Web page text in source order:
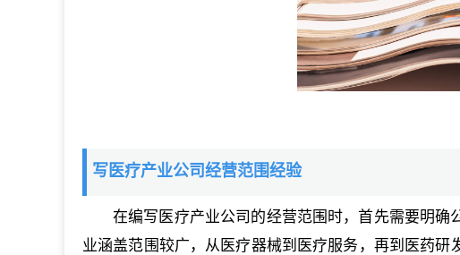
写医疗产业公司经营范围经验
在编写医疗产业公司的经营范围时，首先需要明
业涵盖范围较广，从医疗器械到医疗服务，再到医药